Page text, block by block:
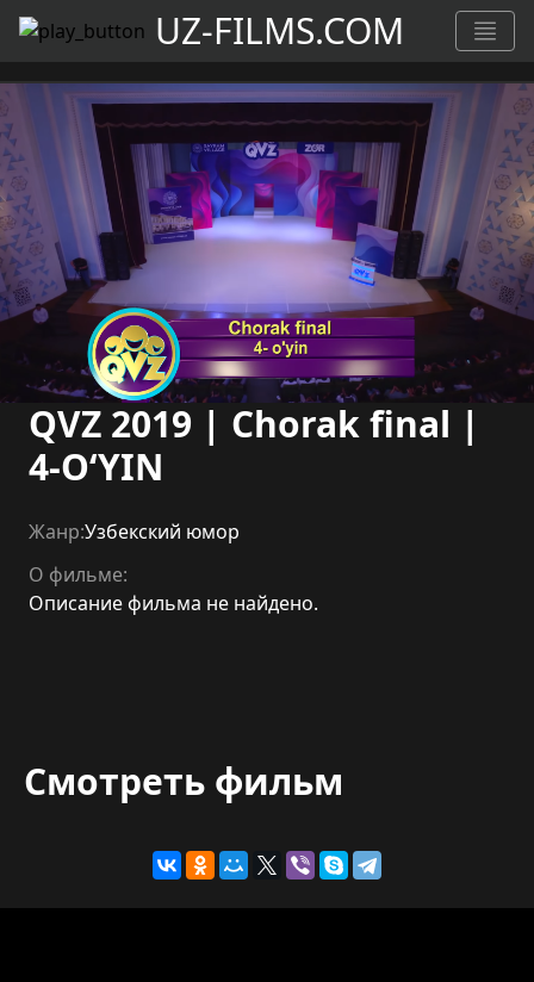
UZ-FILMS.COM
QVZ 2019 | Chorak final |
4-O‘YIN
Жанр:Узбекский юмор
О фильме:
Описание фильма не найдено.
Смотреть фильм